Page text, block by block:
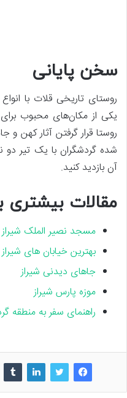
سخن پایانی
روستای تاریخی قلات با
یکی از مکان‌های محبوب
روستا قرار گرفتن آثار کهن
شده گردشگران با یک تیر دو
آن بازدید کنید.
مقالات بیشتری
مسجد نصیر الملک شیراز
بهترین خیابان های شیراز
جاهای دیدنی شیراز
موزه پارس شیراز
راهنمای سفر به منطقه